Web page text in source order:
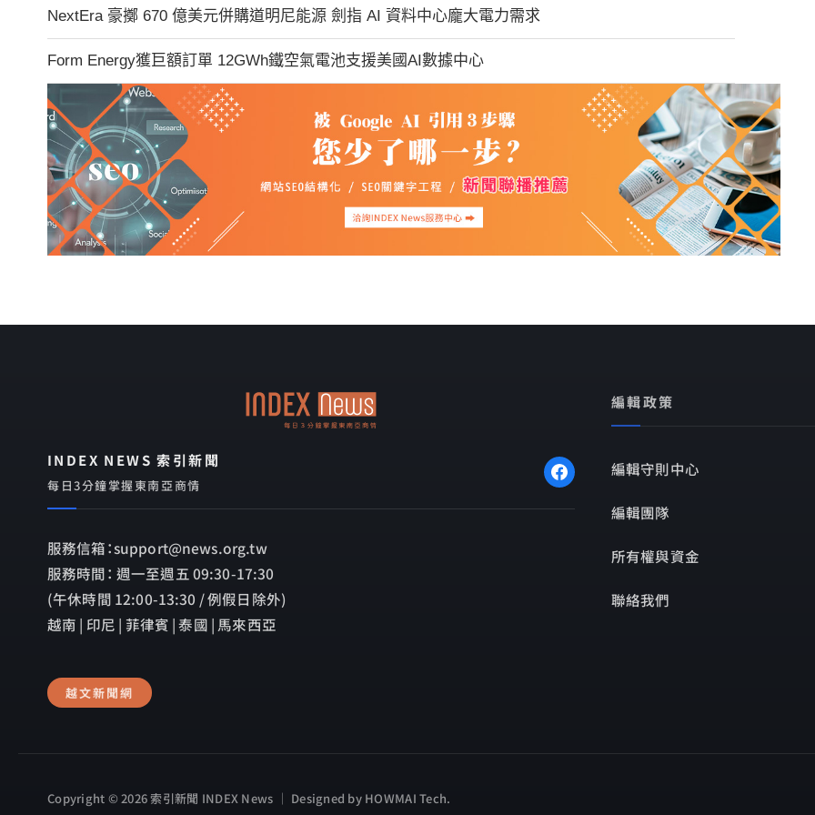
NextEra 豪擲 670 億美元併購道明尼能源 劍指 AI 資料中心龐大電力需求
Form Energy獲巨額訂單 12GWh鐵空氣電池支援美國AI數據中心
INDEX NEWS 索引新聞
每日3分鐘掌握東南亞商情
服務信箱：support@news.org.tw
服務時間： 週一至週五 09:30-17:30
(午休時間 12:00-13:30 / 例假日除外)
越南 | 印尼 | 菲律賓 | 泰國 | 馬來西亞
越文新聞網
編輯政策
編輯守則中心
編輯團隊
所有權與資金
聯絡我們
Copyright © 2026 索引新聞 INDEX News ｜ Designed by HOWMAI Tech.